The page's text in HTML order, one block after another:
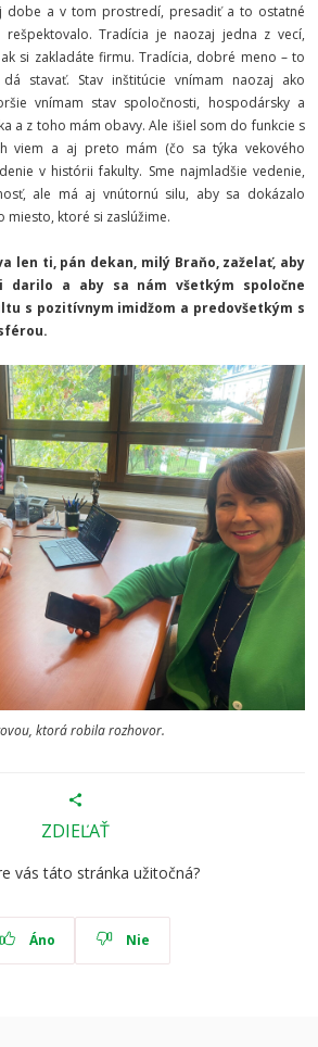
dobe a v tom prostredí, presadiť a to ostatné
Tradícia je naozaj jedna z vecí,
si zakladáte firmu. Tradícia, dobré meno – to
stavať. Stav inštitúcie vnímam naozaj ako
vnímam stav spoločnosti, hospodársky a
a z toho mám obavy. Ale išiel som do funkcie s
viem a aj preto mám (čo sa týka vekového
v histórii fakulty. Sme najmladšie vedenie,
ale má aj vnútornú silu, aby sa dokázalo
ktoré si zaslúžime.
len ti, pán dekan, milý Braňo, zaželať, aby
a aby sa nám všetkým spoločne
s pozitívnym imidžom a predovšetkým s
ktorá robila rozhovor.
ZDIEĽAŤ
vás táto stránka užitočná?
Áno Nie